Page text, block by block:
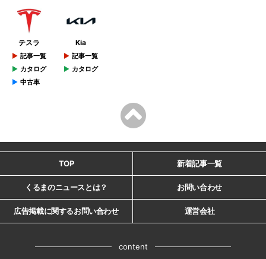
テスラ
記事一覧
カタログ
中古車
Kia
記事一覧
カタログ
TOP 新着記事一覧
くるまのニュースとは？ お問い合わせ
広告掲載に関するお問い合わせ 運営会社
content